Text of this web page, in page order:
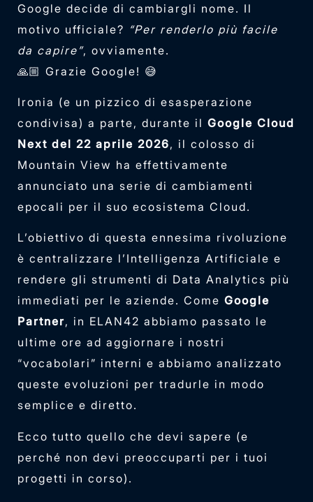
Google decide di cambiargli nome. Il
motivo ufficiale? “Per renderlo più facile
da capire”, ovviamente.
🙏🏼 Grazie Google! 😅
Ironia (e un pizzico di esasperazione
condivisa) a parte, durante il Google Cloud
Next del 22 aprile 2026, il colosso di
Mountain View ha effettivamente
annunciato una serie di cambiamenti
epocali per il suo ecosistema Cloud.
L’obiettivo di questa ennesima rivoluzione
è centralizzare l’Intelligenza Artificiale e
rendere gli strumenti di Data Analytics più
immediati per le aziende. Come Google
Partner, in ELAN42 abbiamo passato le
ultime ore ad aggiornare i nostri
“vocabolari” interni e abbiamo analizzato
queste evoluzioni per tradurle in modo
semplice e diretto.
Ecco tutto quello che devi sapere (e
perché non devi preoccuparti per i tuoi
progetti in corso).